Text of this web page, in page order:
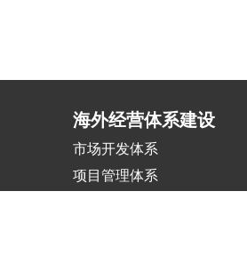
海外经营体系建设
市场开发体系
项目管理体系